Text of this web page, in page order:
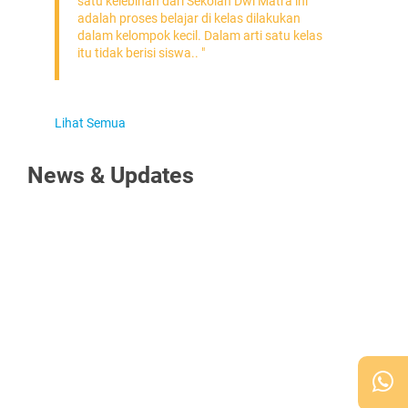
adalah proses belajar di kelas dilakukan
dalam kelompok kecil. Dalam arti satu kelas
itu tidak berisi siswa.. "
News & Updates